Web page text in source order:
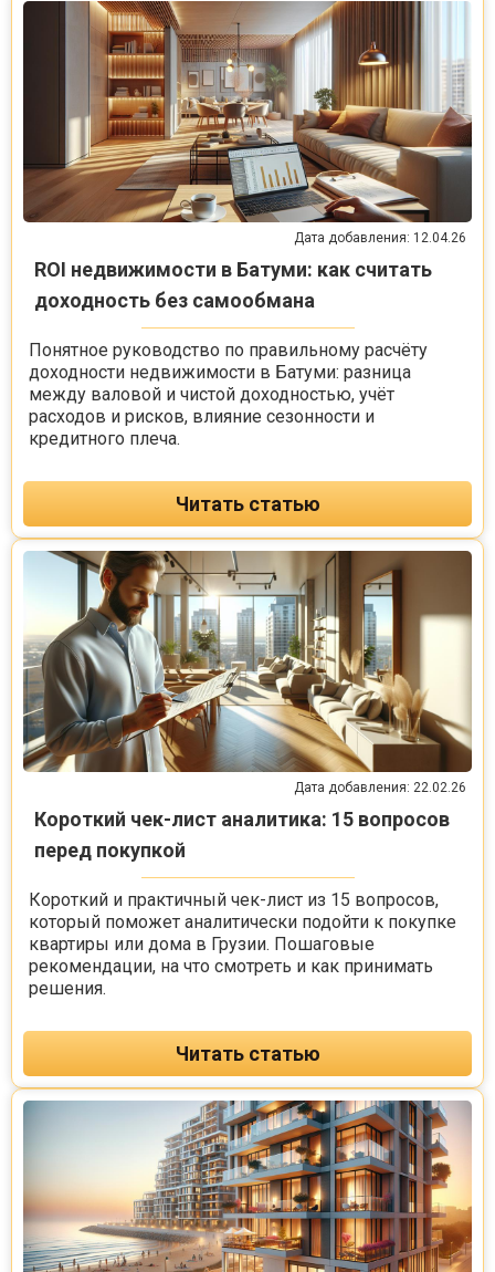
Дата добавления: 12.04.26
ROI недвижимости в Батуми: как считать
доходность без самообмана
Понятное руководство по правильному расчёту
доходности недвижимости в Батуми: разница
между валовой и чистой доходностью, учёт
расходов и рисков, влияние сезонности и
кредитного плеча.
Читать статью
Дата добавления: 22.02.26
Короткий чек-лист аналитика: 15 вопросов
перед покупкой
Короткий и практичный чек-лист из 15 вопросов,
который поможет аналитически подойти к покупке
квартиры или дома в Грузии. Пошаговые
рекомендации, на что смотреть и как принимать
решения.
Читать статью